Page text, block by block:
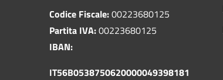
Codice Fiscale:00223680125
Partita IVA:00223680125
IBAN:
IT56B0538750620000049398181